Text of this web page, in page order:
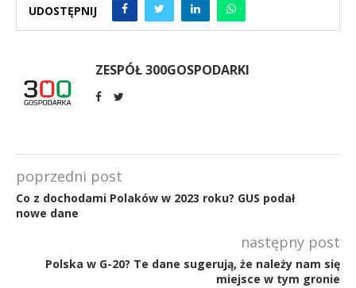
UDOSTĘPNIJ
ZESPÓŁ 300GOSPODARKI
poprzedni post
Co z dochodami Polaków w 2023 roku? GUS podał
nowe dane
następny post
Polska w G-20? Te dane sugerują, że należy nam się
miejsce w tym gronie